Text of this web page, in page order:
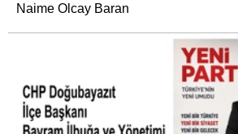
Naime Olcay Baran